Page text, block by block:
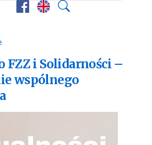
FacebookPrezes ZNP
Wyszukaj
FZZ i Solidarności –
wspólnego